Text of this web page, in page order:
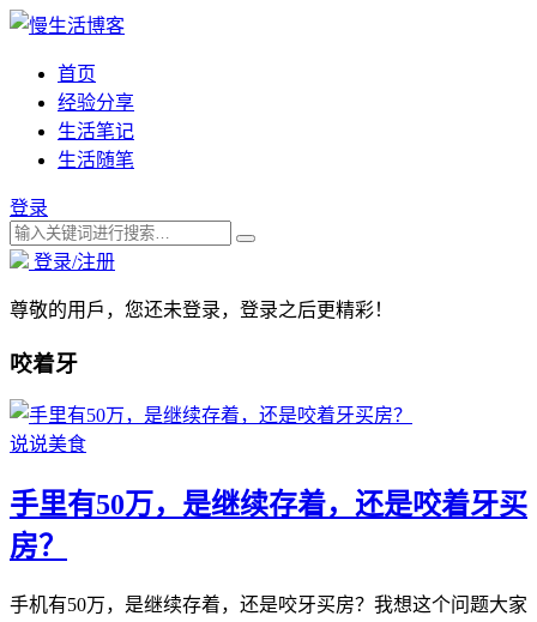
首页
经验分享
生活笔记
生活随笔
登录
登录/注册
尊敬的用戶，您还未登录，登录之后更精彩！
咬着牙
说说美食
手里有50万，是继续存着，还是咬着牙买
房？
手机有50万，是继续存着，还是咬牙买房？我想这个问题大家